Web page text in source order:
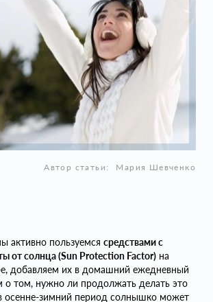
Автор статьи: Мария Шевченко
активно пользуемся средствами с
от солнца (Sun Protection Factor) на
добавляем их в домашний ежедневный
о том, нужно ли продолжать делать это
осенне-зимний период солнышко может